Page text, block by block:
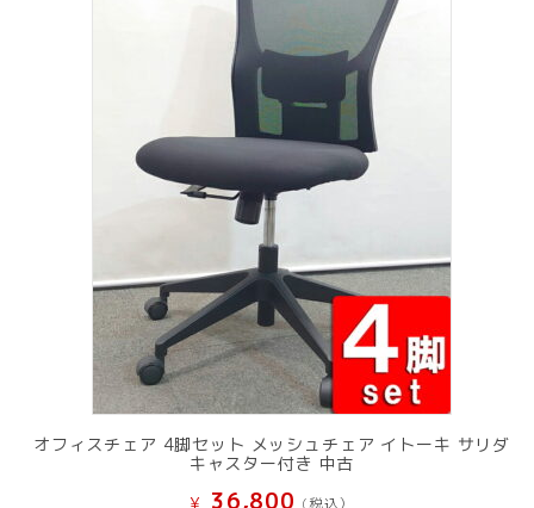
オフィスチェア 4脚セット メッシュチェア イトーキ サリダ
キャスター付き 中古
¥ 36,800 (税込）